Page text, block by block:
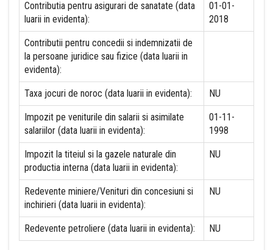
Contributia pentru asigurari de sanatate (data
luarii in evidenta):
01-01-
2018
Contributii pentru concedii si indemnizatii de
la persoane juridice sau fizice (data luarii in
evidenta):
Taxa jocuri de noroc (data luarii in evidenta): NU
Impozit pe veniturile din salarii si asimilate
salariilor (data luarii in evidenta):
01-11-
1998
Impozit la titeiul si la gazele naturale din
productia interna (data luarii in evidenta):
NU
Redevente miniere/Venituri din concesiuni si
inchirieri (data luarii in evidenta):
NU
Redevente petroliere (data luarii in evidenta): NU